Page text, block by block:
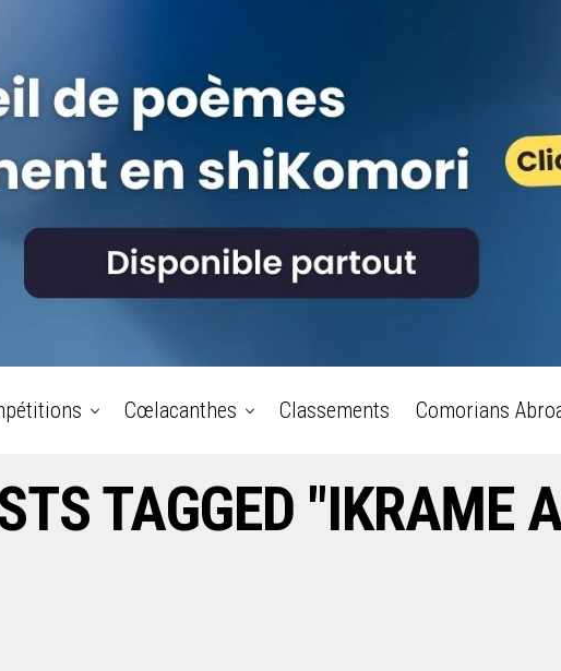
Cœlacanthes Classements Comorians
TAGGED "IKRAME